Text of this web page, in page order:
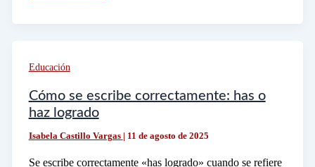
Tecnológico
que
Educación
Cómo se escribe correctamente: has o
haz logrado
Isabela Castillo Vargas | 11 de agosto de 2025
Se escribe correctamente «has logrado» cuando se refiere